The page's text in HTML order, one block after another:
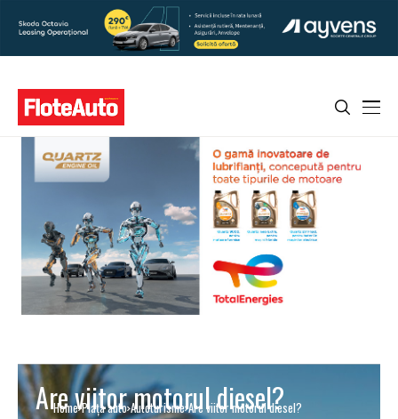
Home Piaţa auto Autoturisme Are viitor motorul diesel?
Are viitor motorul diesel?